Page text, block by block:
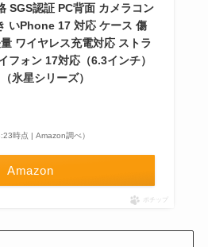
SGS認証 PC背面 カメラコン
いPhone 17 対応 ケース 傷
ワイヤレス充電対応 ストラ
フォン 17対応（6.3インチ）
氷星シリーズ）
時点 | Amazon調べ）
Amazon
ポチップ